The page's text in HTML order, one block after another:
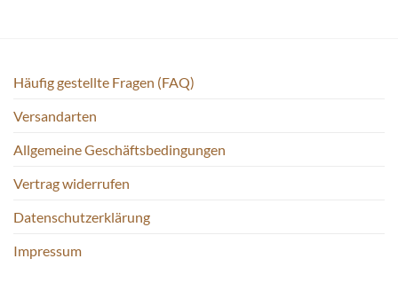
Häufig gestellte Fragen (FAQ)
Versandarten
Allgemeine Geschäftsbedingungen
Vertrag widerrufen
Datenschutzerklärung
Impressum